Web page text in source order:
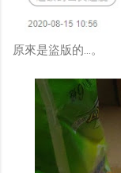
原來是盜版的...。